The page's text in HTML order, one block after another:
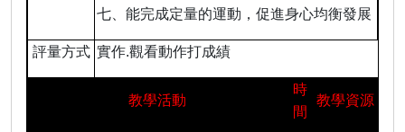
七、能完成定量的運動，促進身心均衡發展
評量方式 實作.觀看動作打成績
教學活動
時
間
教學資源